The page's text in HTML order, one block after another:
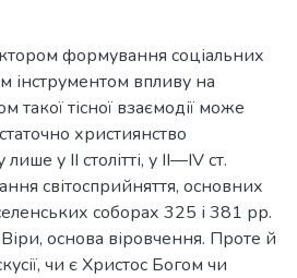
формування соціальних
інструментом впливу на
такої тісної взаємодії може
християнство
у II столітті, у II—IV ст.
світосприйняття, основних
соборах 325 і 381 рр.
основа віровчення. Проте й
чи є Христос Богом чи